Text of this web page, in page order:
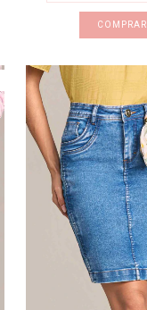
COMPRAR